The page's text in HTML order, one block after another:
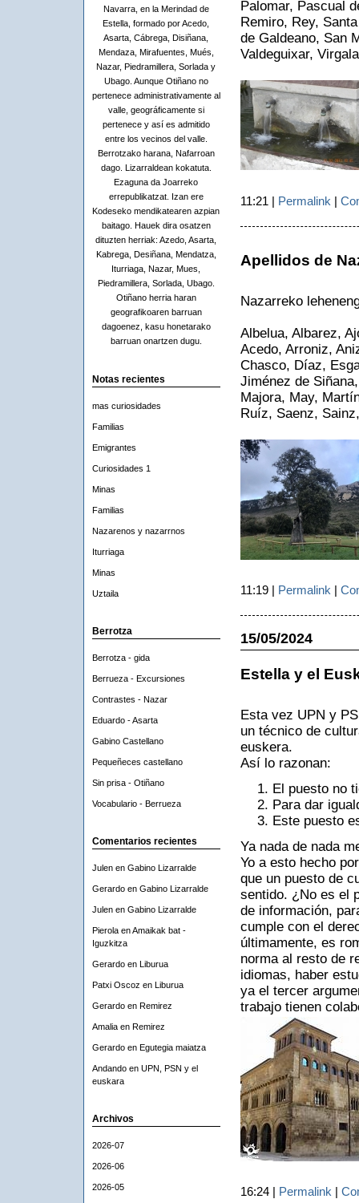
Navarra, en la Merindad de
Estella, formado por Acedo,
Asarta, Cábrega, Disiñana,
Mendaza, Mirafuentes, Mués,
Nazar, Piedramillera, Sorlada y
Ubago. Aunque Otiñano no
pertenece administrativamente al
valle, geográficamente si
pertenece y así es admitido
entre los vecinos del valle.
Berrotzako harana, Nafarroan
dago. Lizarraldean kokatuta.
Ezaguna da Joarreko
errepublikatzat. Izan ere
Kodeseko mendikatearen azpian
baitago. Hauek dira osatzen
dituzten herriak: Azedo, Asarta,
Kabrega, Desiñana, Mendatza,
Iturriaga, Nazar, Mues,
Piedramillera, Sorlada, Ubago.
Otiñano herria haran
geografikoaren barruan
dagoenez, kasu honetarako
barruan onartzen dugu.
Notas recientes
mas curiosidades
Familias
Emigrantes
Curiosidades 1
Minas
Familias
Nazarenos y nazarrnos
Iturriaga
Minas
Uztaila
Berrotza
Berrotza - gida
Berrueza - Excursiones
Contrastes - Nazar
Eduardo - Asarta
Gabino Castellano
Pequeñeces castellano
Sin prisa - Otiñano
Vocabulario - Berrueza
Comentarios recientes
Julenen Gabino Lizarralde
Gerardoen Gabino Lizarralde
Julenen Gabino Lizarralde
PierolaenAmaikak bat -
Iguzkitza
Gerardoen Liburua
Patxi Oscoz en Liburua
Gerardoen Remirez
Amaliaen Remirez
Gerardoen Egutegia maiatza
Andandoen UPN, PSN y el
euskara
Archivos
2026-07
2026-06
2026-05
Palomar, Pascual
Remiro, Rey,
de Galdeano, San
Valdeguixar,
11:21 | Permalink |
Apellidos de
Nazarreko
Albelua, Albarez,
Acedo, Arroniz,
Chasco, Díaz,
Jiménez de
Majora, May,
Ruíz, Saenz,
11:19 | Permalink |
15/05/2024
Estella y el
Esta vez UPN y
un técnico de
euskera.
Así lo razonan:
El puesto no
Para dar
Este puesto
Ya nada de nada
Yo a esto hecho
que un puesto de
sentido. ¿No es el
de información,
cumple con el
últimamente, es
norma al resto de
idiomas, haber
ya el tercer
trabajo tienen
16:24 | Permalink |